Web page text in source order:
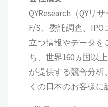
QYResearch（QYリ
F/S、委託調査、
立つ情報やデータを
ち、世界160ヵ国以
が提供する競合分析
くの日本のお客様に